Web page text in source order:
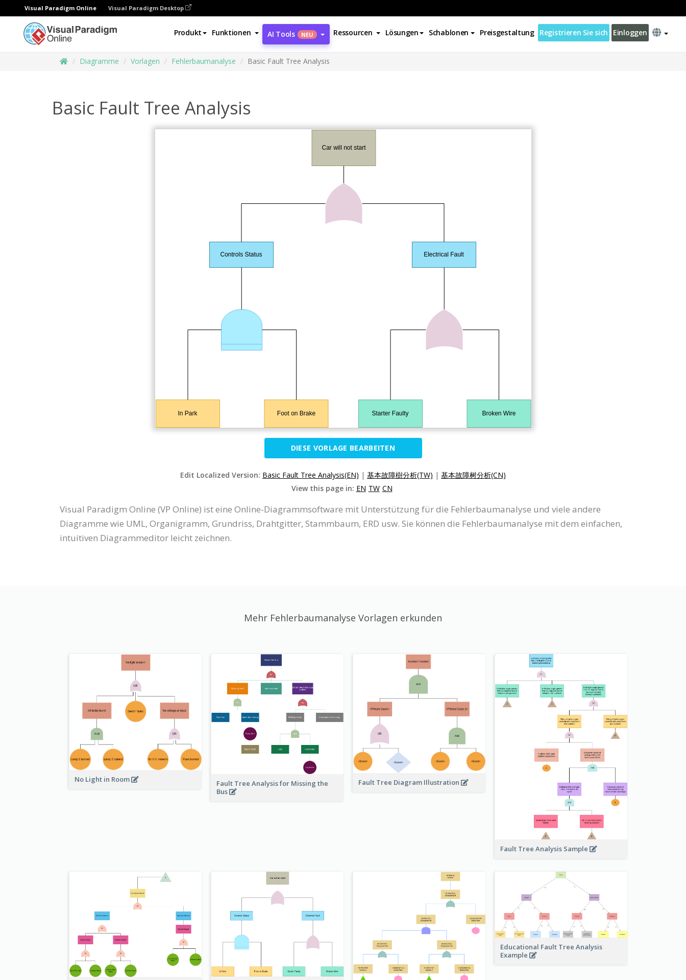
Visual Paradigm Online Visual Paradigm Desktop
Produkt Funktionen AI Tools NEU Ressourcen Lösungen Schablonen Preisgestaltung Registrieren Sie sich Einloggen
Diagramme Vorlagen Fehlerbaumanalyse Basic Fault Tree Analysis
Basic Fault Tree Analysis
DIESE VORLAGE BEARBEITEN
Edit Localized Version: Basic Fault Tree Analysis(EN) | 基本故障樹分析(TW) | 基本故障树分析(CN)
View this page in: EN TW CN
Visual Paradigm Online (VP Online) ist eine Online-Diagrammsoftware mit Unterstützung für die Fehlerbaumanalyse und viele andere
Diagramme wie UML, Organigramm, Grundriss, Drahtgitter, Stammbaum, ERD usw. Sie können die Fehlerbaumanalyse mit dem einfachen,
intuitiven Diagrammeditor leicht zeichnen.
Mehr Fehlerbaumanalyse Vorlagen erkunden
No Light in Room
Fault Tree Analysis for Missing the
Bus
Fault Tree Diagram Illustration
Fault Tree Analysis Sample
Educational Fault Tree Analysis
Example